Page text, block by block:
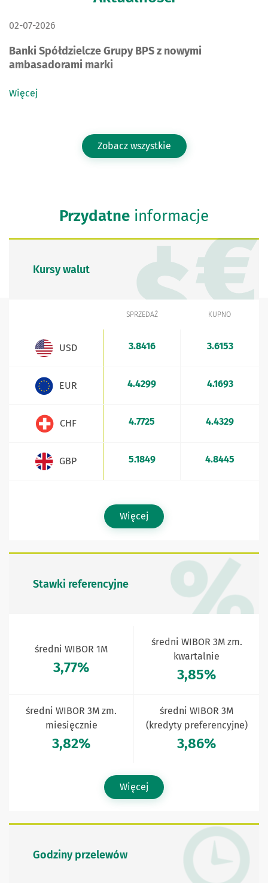
DATA PUBLIKACJI:
02-07-2026
Banki Spółdzielcze Grupy BPS z nowymi
ambasadorami marki
Więcej
Zobacz wszystkie
Przydatne informacje
Kursy walut
SPRZEDAŻ KUPNO
USD 3.8416 3.6153
EUR 4.4299 4.1693
CHF 4.7725 4.4329
GBP 5.1849 4.8445
Więcej
Stawki referencyjne
średni WIBOR 1M
3,77%
średni WIBOR 3M zm.
kwartalnie
3,85%
średni WIBOR 3M zm.
miesięcznie
3,82%
średni WIBOR 3M
(kredyty preferencyjne)
3,86%
Więcej
Godziny przelewów